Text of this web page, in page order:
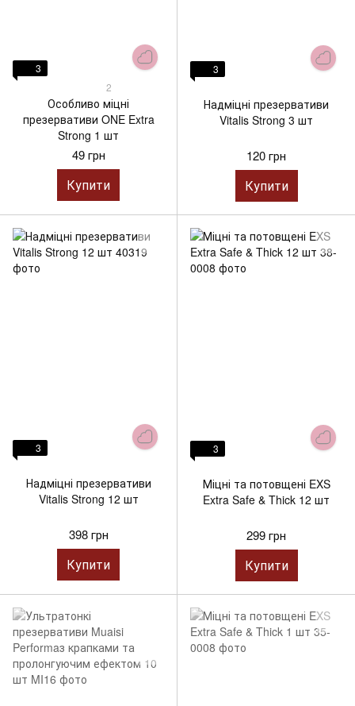
3
2
Особливо міцні
презервативи ONE Extra
Strong 1 шт
49 грн
Купити
3
Надміцні презервативи
Vitalis Strong 3 шт
120 грн
Купити
3
Надміцні презервативи
Vitalis Strong 12 шт
398 грн
Купити
3
Міцні та потовщені EXS
Extra Safe & Thick 12 шт
299 грн
Купити